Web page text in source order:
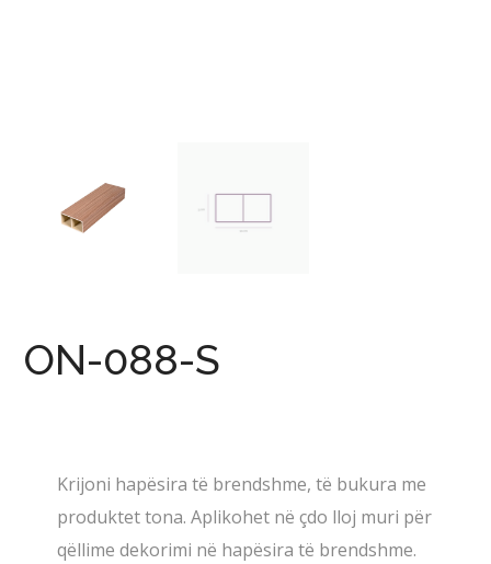
ON-088-S
Krijoni hapësira të brendshme, të bukura me
produktet tona. Aplikohet në çdo lloj muri për
qëllime dekorimi në hapësira të brendshme.